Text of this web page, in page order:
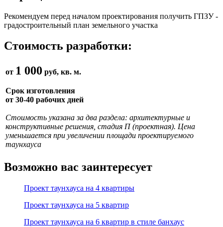
Рекомендуем перед началом проектирования получить ГПЗУ -
градостроительный план земельного участка
Стоимость разработки:
от 1 000 руб, кв. м.
Срок изготовления
от 30-40 рабочих дней
Стоимость указана за два раздела: архитектурные и
конструктивные решения, стадия П (проектная). Цена
уменьшается при увеличении площади проектируемого
таунхауса
Возможно вас заинтересует
Проект таунхауса на 4 квартиры
Проект таунхауса на 5 квартир
Проект таунхауса на 6 квартир в стиле банхаус